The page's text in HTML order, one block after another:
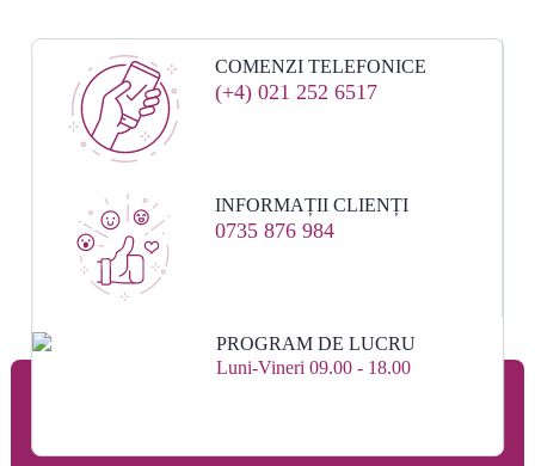
COMENZI TELEFONICE
(+4) 021 252 6517
INFORMAȚII CLIENȚI
0735 876 984
PROGRAM DE LUCRU
Luni-Vineri 09.00 - 18.00